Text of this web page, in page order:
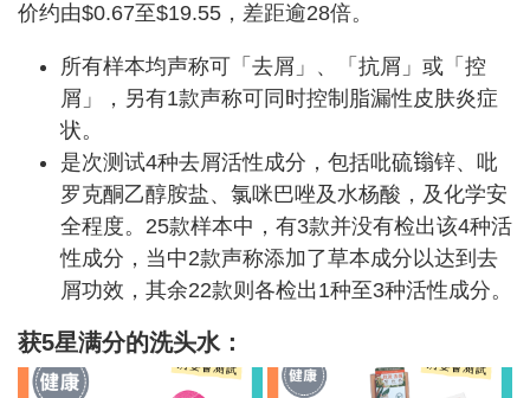
价约由$0.67至$19.55，差距逾28倍。
所有样本均声称可「去屑」、「抗屑」或「控
屑」，另有1款声称可同时控制脂漏性皮肤炎症
状。
是次测试4种去屑活性成分，包括吡硫𬭩锌、吡
罗克酮乙醇胺盐、氯咪巴唑及水杨酸，及化学安
全程度。25款样本中，有3款并没有检出该4种活
性成分，当中2款声称添加了草本成分以达到去
屑功效，其余22款则各检出1种至3种活性成分。
获5星满分的洗头水：